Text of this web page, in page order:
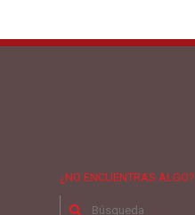
¿NO ENCUENTRAS ALGO?
Buscar